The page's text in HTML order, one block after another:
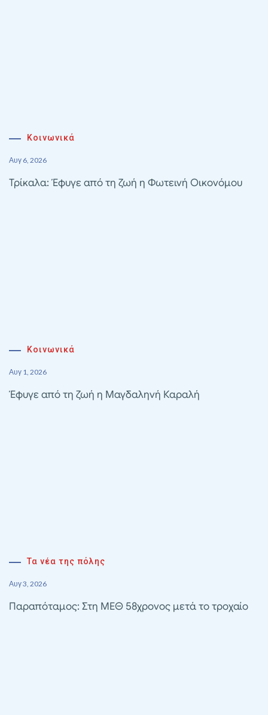
Κοινωνικά
Αυγ 6, 2026
Τρίκαλα: Έφυγε από τη ζωή η Φωτεινή Οικονόμου
Κοινωνικά
Αυγ 1, 2026
Έφυγε από τη ζωή η Μαγδαληνή Καραλή
Τα νέα της πόλης
Αυγ 3, 2026
Παραπόταμος: Στη ΜΕΘ 58χρονος μετά το τροχαίο